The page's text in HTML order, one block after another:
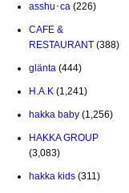
asshu･ca (226)
CAFE &
RESTAURANT (388)
glänta (444)
H.A.K (1,241)
hakka baby (1,256)
HAKKA GROUP
(3,083)
hakka kids (311)